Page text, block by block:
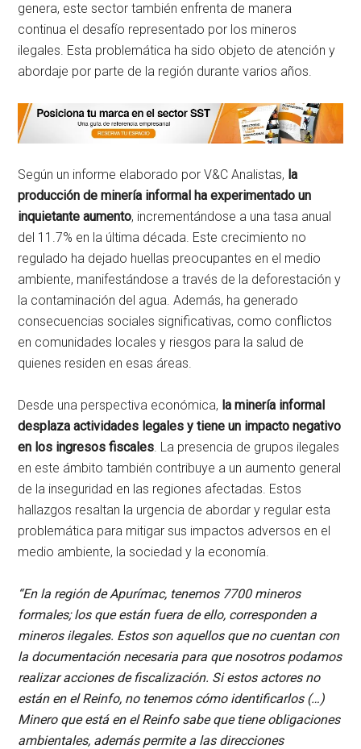
genera, este sector también enfrenta de manera
continua el desafío representado por los mineros
ilegales. Esta problemática ha sido objeto de atención y
abordaje por parte de la región durante varios años.
Según un informe elaborado por V&C Analistas, la
producción de minería informal ha experimentado un
inquietante aumento, incrementándose a una tasa anual
del 11.7% en la última década. Este crecimiento no
regulado ha dejado huellas preocupantes en el medio
ambiente, manifestándose a través de la deforestación y
la contaminación del agua. Además, ha generado
consecuencias sociales significativas, como conflictos
en comunidades locales y riesgos para la salud de
quienes residen en esas áreas.
Desde una perspectiva económica, la minería informal
desplaza actividades legales y tiene un impacto negativo
en los ingresos fiscales. La presencia de grupos ilegales
en este ámbito también contribuye a un aumento general
de la inseguridad en las regiones afectadas. Estos
hallazgos resaltan la urgencia de abordar y regular esta
problemática para mitigar sus impactos adversos en el
medio ambiente, la sociedad y la economía.
“En la región de Apurímac, tenemos 7700 mineros
formales; los que están fuera de ello, corresponden a
mineros ilegales. Estos son aquellos que no cuentan con
la documentación necesaria para que nosotros podamos
realizar acciones de fiscalización. Si estos actores no
están en el Reinfo, no tenemos cómo identificarlos (…)
Minero que está en el Reinfo sabe que tiene obligaciones
ambientales, además permite a las direcciones